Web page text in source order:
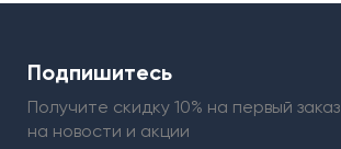
Подпишитесь
Получите скидку 10% на первый заказ
на новости и акции